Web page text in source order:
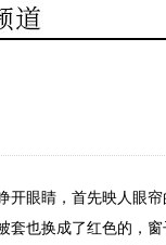
眼睛，首先映人眼帘
套也换成了红色的，